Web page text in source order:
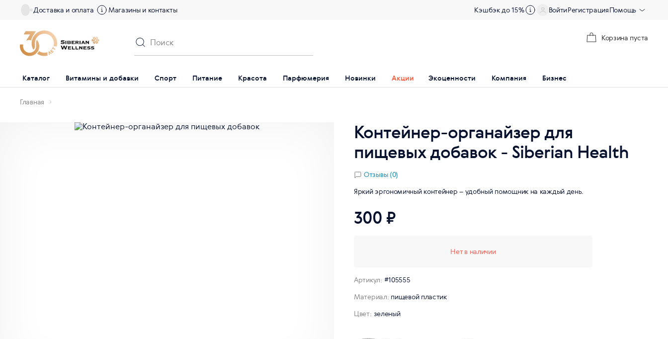
Доставка и оплата Магазины и контакты Кэшбэк до 15% ВойтиРегистрацияПомощь
Корзина пуста
Каталог Витамины и добавки Спорт Питание Красота Парфюмерия Новинки Акции Экоценности Компания Бизнес
Главная
Контейнер-органайзер для
пищевых добавок - Siberian Health
Отзывы (0)
Яркий эргономичный контейнер – удобный помощник на каждый день.
300 ₽
Нет в наличии
Артикул: #105555
Материал: пищевой пластик
Цвет: зеленый